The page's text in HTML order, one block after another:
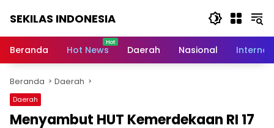
SEKILAS INDONESIA
Terkini,
Latest
World,
Headlines,
News
Beranda Hot News Daerah Nasional
Beranda Daerah
Daerah
Menyambut HUT Kemerdekaan RI 17